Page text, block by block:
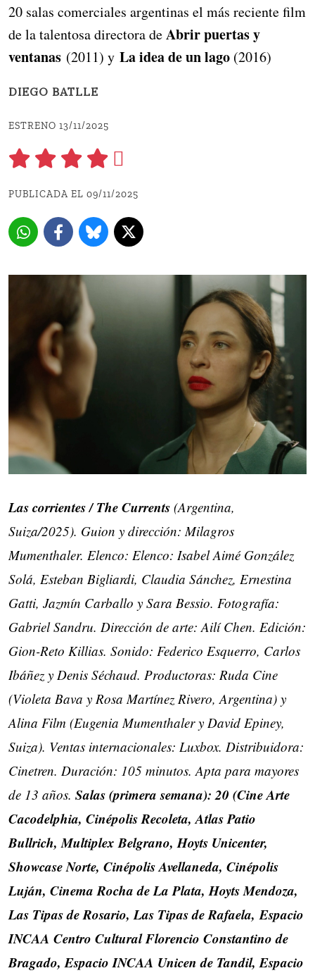
20 salas comerciales argentinas el más reciente film
de la talentosa directora deAbrir puertas y
ventanas (2011) y La idea de un lago (2016)
DIEGO BATLLE
ESTRENO 13/11/2025
PUBLICADA EL 09/11/2025
Las corrientes / The Currents (Argentina,
Suiza/2025). Guion y dirección: Milagros
Mumenthaler. Elenco: Elenco: Isabel Aimé González
Solá, Esteban Bigliardi, Claudia Sánchez, Ernestina
Gatti, Jazmín Carballo y Sara Bessio. Fotografía:
Gabriel Sandru. Dirección de arte: Ailí Chen. Edición:
Gion-Reto Killias. Sonido: Federico Esquerro, Carlos
Ibáñez y Denis Séchaud. Productoras: Ruda Cine
(Violeta Bava y Rosa Martínez Rivero, Argentina) y
Alina Film (Eugenia Mumenthaler y David Epiney,
Suiza). Ventas internacionales: Luxbox. Distribuidora:
Cinetren. Duración: 105 minutos. Apta para mayores
de 13 años. Salas (primera semana): 20 (Cine Arte
Cacodelphia, Cinépolis Recoleta, Atlas Patio
Bullrich, Multiplex Belgrano, Hoyts Unicenter,
Showcase Norte, Cinépolis Avellaneda, Cinépolis
Luján, Cinema Rocha de La Plata, Hoyts Mendoza,
Las Tipas de Rosario, Las Tipas de Rafaela, Espacio
INCAA Centro Cultural Florencio Constantino de
Bragado, Espacio INCAA Unicen de Tandil, Espacio